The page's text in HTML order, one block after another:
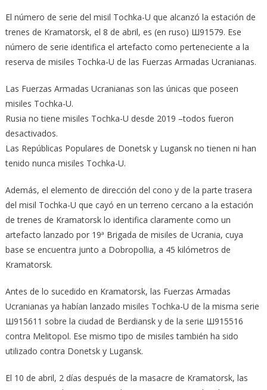
El número de serie del misil Tochka-U que alcanzó la estación de
trenes de Kramatorsk, el 8 de ‎abril, es (en ruso) Ш91579. Ese
número de serie identifica el artefacto como perteneciente a la
‎reserva de misiles Tochka-U de las Fuerzas Armadas Ucranianas.
Las Fuerzas Armadas Ucranianas son las únicas que poseen
misiles Tochka-U.‎
Rusia no tiene misiles Tochka-U desde 2019 –todos fueron
desactivados.‎
Las Repúblicas Populares de Donetsk y Lugansk no tienen ni han
tenido nunca misiles Tochka-‎U. ‎
Además, el elemento de dirección del cono y de la parte trasera
del misil Tochka-U que cayó en ‎un terreno cercano a la estación
de trenes de Kramatorsk lo identifica claramente como un
‎artefacto lanzado por 19ª Brigada de misiles de Ucrania, cuya
base se encuentra junto a ‎Dobropollia, a 45 kilómetros de
Kramatorsk. ‎
Antes de lo sucedido en Kramatorsk, las Fuerzas Armadas
Ucranianas ya habían lanzado misiles ‎‎Tochka-U de la misma serie
Ш915611 sobre la ciudad de Berdiansk y de la serie Ш915516
‎contra Melitopol. Ese mismo tipo de misiles también ha sido
utilizado contra Donetsk y Lugansk. ‎
El 10 de abril, 2 días después de la masacre de Kramatorsk, las